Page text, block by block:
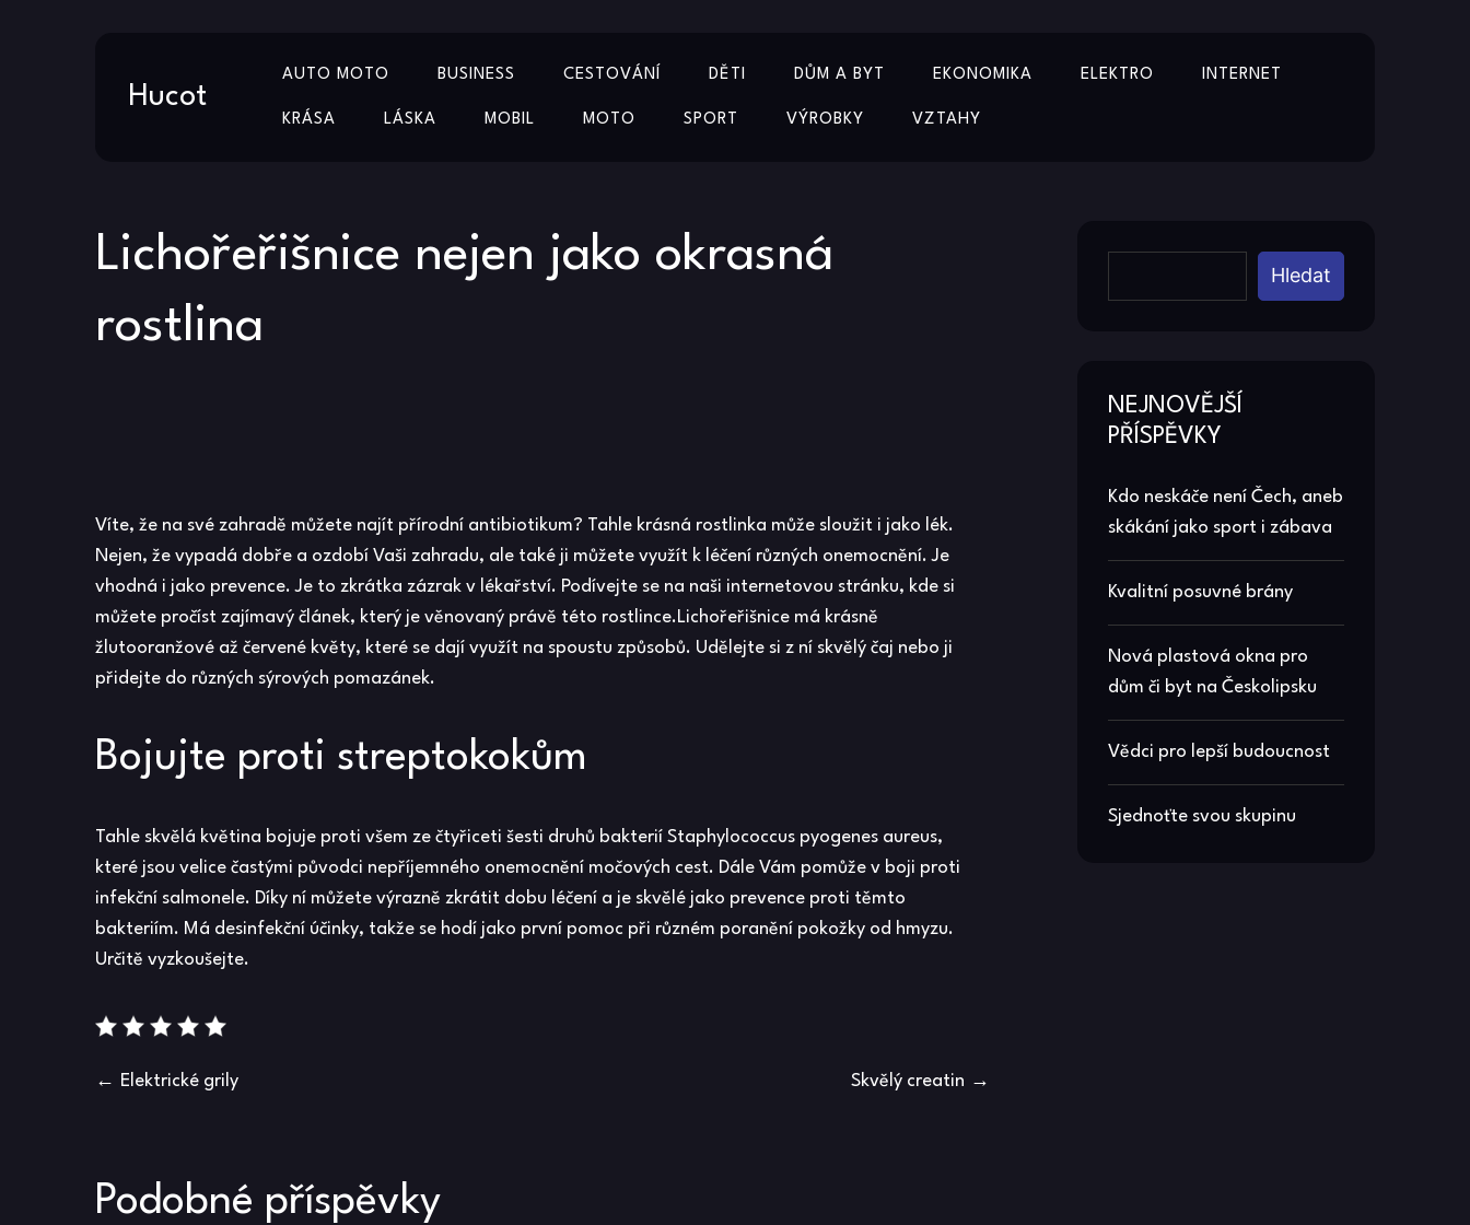
Hucot
AUTO MOTO BUSINESS CESTOVÁNÍ DĚTI DŮM A BYT EKONOMIKA ELEKTRO INTERNET
KRÁSA LÁSKA MOBIL MOTO SPORT VÝROBKY VZTAHY
Lichořeřišnice nejen jako okrasná
rostlina
Víte, že na své zahradě můžete najít přírodní antibiotikum? Tahle krásná rostlinka může sloužit i jako lék.
Nejen, že vypadá dobře a ozdobí Vaši zahradu, ale také ji můžete využít k léčení různých onemocnění. Je
vhodná i jako prevence. Je to zkrátka zázrak v lékařství. Podívejte se na naši internetovou stránku, kde si
můžete pročíst zajímavý článek, který je věnovaný právě této rostlince.Lichořeřišnice má krásně
žlutooranžové až červené květy, které se dají využít na spoustu způsobů. Udělejte si z ní skvělý čaj nebo ji
přidejte do různých sýrových pomazánek.
Bojujte proti streptokokům
Tahle skvělá květina bojuje proti všem ze čtyřiceti šesti druhů bakterií Staphylococcus pyogenes aureus,
které jsou velice častými původci nepříjemného onemocnění močových cest. Dále Vám pomůže v boji proti
infekční salmonele. Díky ní můžete výrazně zkrátit dobu léčení a je skvělé jako prevence proti těmto
bakteriím. Má desinfekční účinky, takže se hodí jako první pomoc při různém poranění pokožky od hmyzu.
Určitě vyzkoušejte.
Navigace
příspěvek
Elektrické grily Skvělý creatin
Podobné příspěvky
Hledat
NEJNOVĚJŠÍ
PŘÍSPĚVKY
Kdo neskáče není Čech, aneb
skákání jako sport i zábava
Kvalitní posuvné brány
Nová plastová okna pro
dům či byt na Českolipsku
Vědci pro lepší budoucnost
Sjednoťte svou skupinu